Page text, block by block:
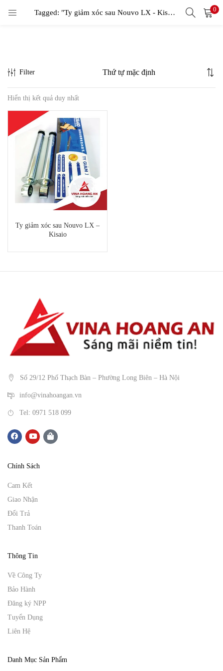
Tagged: "Ty giảm xóc sau Nouvo LX - Kisaio" 0
Filter
Hiển thị kết quả duy nhất
Ty giảm xóc sau Nouvo LX –
Kisaio
Số 29/12 Phố Thạch Bàn – Phường Long Biên – Hà Nội
info@vinahoangan.vn
Tel: 0971 518 099
Chính Sách
Cam Kết
Giao Nhận
Đổi Trả
Thanh Toán
Thông Tin
Về Công Ty
Bảo Hành
Đăng ký NPP
Tuyển Dụng
Liên Hệ
Danh Mục Sản Phẩm
LOGIN
Remember me